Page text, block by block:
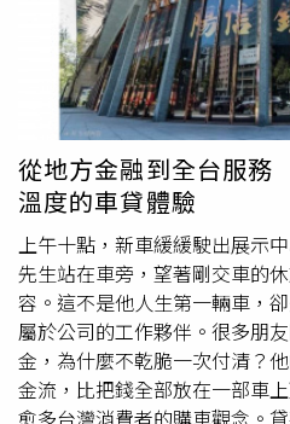
鑼鼓、黑膠唱片、民歌、原住
文化體驗。礁溪老爺酒店「體
線，走訪開漳聖王靈惠廟了解
北管樂器演奏。（圖／老爺酒
推出「北管爭鳴與百年信仰」
北管樂器並親手演奏，接著參
由職人雕琢，轉化為獨特聲音
活，轉譯為具有朝聖意義的深
專人導覽，每晚11,900元起。
境特別場」，帶領旅客參與宜
文化節」，走入遶境隊伍，近
隊的演出。 另外，位於台北精
「走讀地下舞廳歷史與白日黑
對文化為主題，由不同世代DJ
光商圈的舞廳歷史。老爺會館
從地方金融到全台服
溫度的車貸體驗
上午十點，新車緩緩駛出展示
先生站在車旁，望著剛交車的
容。這不是他人生第一輛車，
屬於公司的工作夥伴。很多朋
金，為什麼不乾脆一次付清？
金流，比把錢全部放在一部車
愈多台灣消費者的購車觀念。